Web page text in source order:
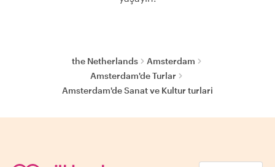
the Netherlands
Amsterdam
Amsterdam'de Turlar
Amsterdam'de Sanat ve Kultur turlari